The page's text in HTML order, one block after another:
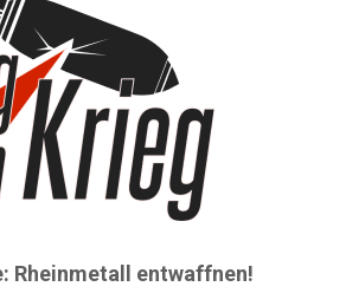
Rheinmetall entwaffnen!